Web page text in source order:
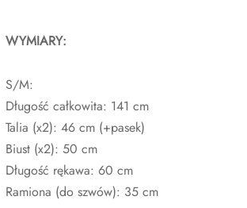
WYMIARY:
S/M:
Długość całkowita: 141 cm
Talia (x2): 46 cm (+pasek)
Biust (x2): 50 cm
Długość rękawa: 60 cm
Ramiona (do szwów): 35 cm